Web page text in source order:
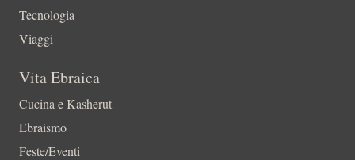
Tecnologia
Viaggi
Vita Ebraica
Cucina e Kasherut
Ebraismo
Feste/Eventi